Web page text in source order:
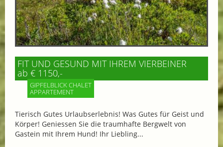
FIT UND GESUND MIT IHREM VIERBEINER
ab € 1150,-
GIPFELBLICK CHALET
APPARTEMENT
Tierisch Gutes Urlaubserlebnis! Was Gutes für Geist und
Körper! Geniessen Sie die traumhafte Bergwelt von
Gastein mit Ihrem Hund! Ihr Liebling...